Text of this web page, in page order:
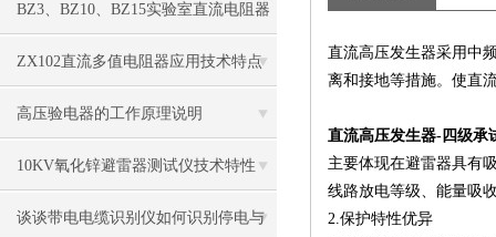
​BZ3、BZ10、BZ15实验室直流电阻器
主要技术参数
​ZX102直流多值电阻器应用技术特点
高压验电器的工作原理说明
10KV氧化锌避雷器测试仪技术特性
谈谈带电电缆识别仪如何识别停电与
直流高压发生器采用中
离和接地等措施。使直
直流高压发生器-四级承
主要体现在避雷器具有
线路放电等级、能量吸
2.保护特性优异